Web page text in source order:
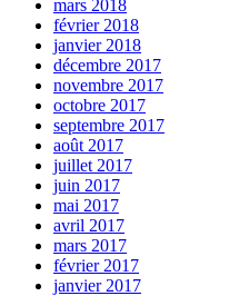
mars 2018
février 2018
janvier 2018
décembre 2017
novembre 2017
octobre 2017
septembre 2017
août 2017
juillet 2017
juin 2017
mai 2017
avril 2017
mars 2017
février 2017
janvier 2017